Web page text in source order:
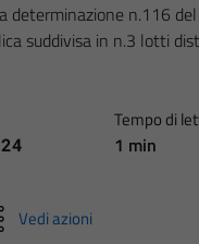
determinazione n.116
suddivisa in n.3 lotti
Tempo di
1 min
Vedi azioni